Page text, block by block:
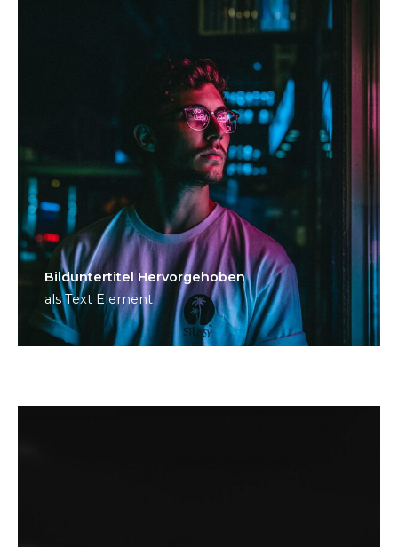
Bild­unter­titel Hervorgehoben
als Text Element